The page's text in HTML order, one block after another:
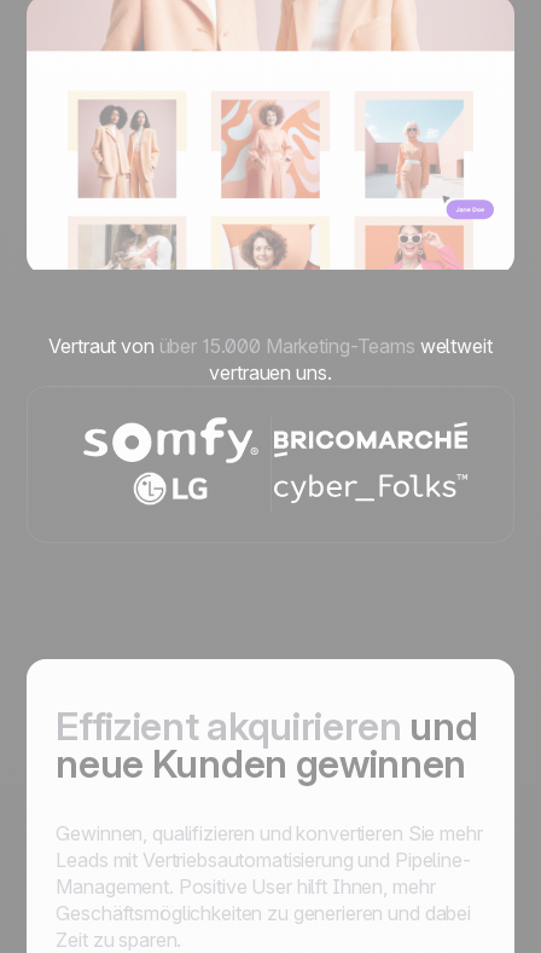
Vertraut von über 15.000 Marketing-Teams weltweit
vertrauen uns.
Effizient akquirieren und
neue Kunden gewinnen
Gewinnen, qualifizieren und konvertieren Sie mehr
Leads mit Vertriebsautomatisierung und Pipeline-
Management. Positive User hilft Ihnen, mehr
Geschäftsmöglichkeiten zu generieren und dabei
Zeit zu sparen.